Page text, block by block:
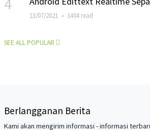
13/07/2021 • 1404 read
SEE ALL POPULAR
Berlangganan Berita
Kami akan mengirim informasi - informasi